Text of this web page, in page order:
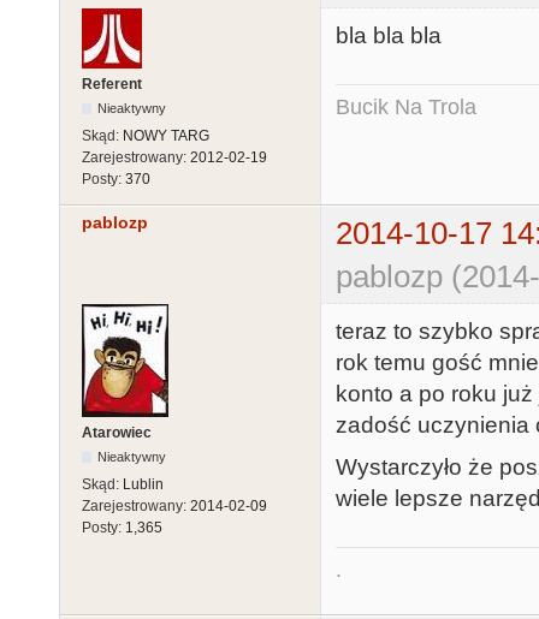
Referent
Nieaktywny
Skąd: NOWY TARG
Zarejestrowany: 2012-02-19
Posty: 370
bla bla bla
Bucik Na Trola
pablozp
2014-10-17
pablozp
Atarowiec
Nieaktywny
Skąd: Lublin
Zarejestrowany: 2014-02-09
Posty: 1,365
teraz to szybko
rok temu gość
konto a po roku
zadość uczynienia
Wystarczyło że
wiele lepsze
.